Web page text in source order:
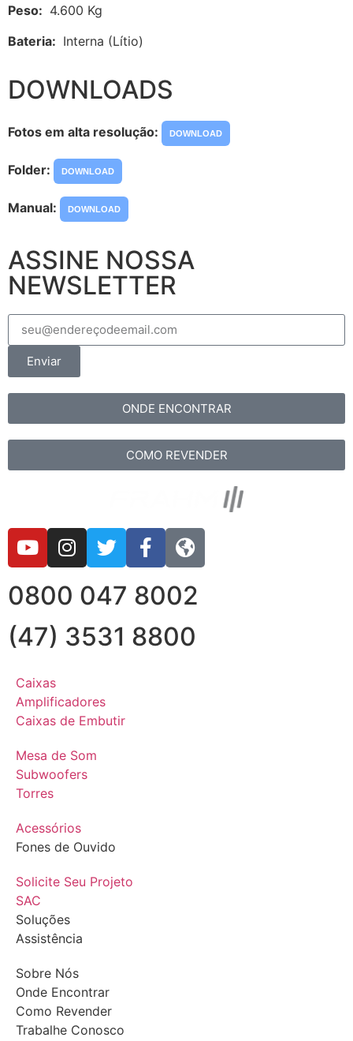
Peso: 4.600 Kg
Bateria: Interna (Lítio)
DOWNLOADS
Fotos em alta resolução: DOWNLOAD
Folder: DOWNLOAD
Manual: DOWNLOAD
ASSINE NOSSA
NEWSLETTER
Enviar
ONDE ENCONTRAR
COMO REVENDER
0800 047 8002
(47) 3531 8800
Caixas
Amplificadores
Caixas de Embutir
Mesa de Som
Subwoofers
Torres
Acessórios
Fones de Ouvido
Solicite Seu Projeto
SAC
Soluções
Assistência
Sobre Nós
Onde Encontrar
Como Revender
Trabalhe Conosco